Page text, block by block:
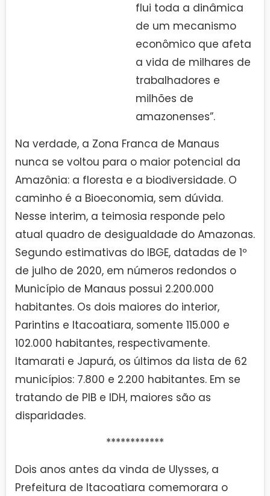
flui toda a dinâmica
de um mecanismo
econômico que afeta
a vida de milhares de
trabalhadores e
milhões de
amazonenses”.
Na verdade, a Zona Franca de Manaus
nunca se voltou para o maior potencial da
Amazônia: a floresta e a biodiversidade. O
caminho é a Bioeconomia, sem dúvida.
Nesse interim, a teimosia responde pelo
atual quadro de desigualdade do Amazonas.
Segundo estimativas do IBGE, datadas de 1º
de julho de 2020, em números redondos o
Município de Manaus possui 2.200.000
habitantes. Os dois maiores do interior,
Parintins e Itacoatiara, somente 115.000 e
102.000 habitantes, respectivamente.
Itamarati e Japurá, os últimos da lista de 62
municípios: 7.800 e 2.200 habitantes. Em se
tratando de PIB e IDH, maiores são as
disparidades.
************
Dois anos antes da vinda de Ulysses, a
Prefeitura de Itacoatiara comemorara o